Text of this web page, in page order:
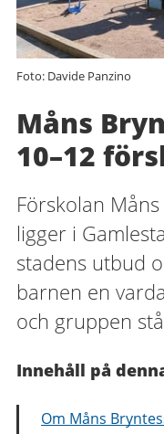
Foto: Davide Panzino
Måns
10–12
Förskolan
ligger i
stadens utbud
barnen en
och gruppen
Innehåll på
Om Måns